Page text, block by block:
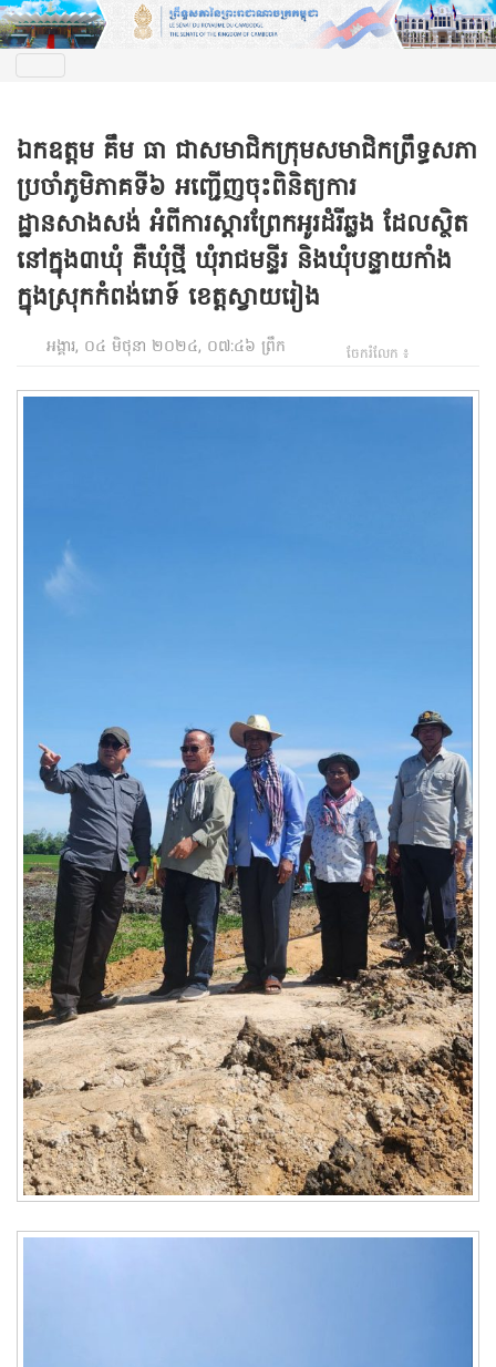
ឯកឧត្តម គឹម ធា ជាសមាជិកក្រុមសមាជិកព្រឹទ្ធសភា
ប្រចាំភូមិភាគទី៦ អញ្ជើញចុះពិនិត្យការ
ដ្ឋានសាងសង់ អំពីការស្តារព្រែកអូរដំរីឆ្លង ដែលស្ថិត
នៅក្នុង៣ឃុំ គឺឃុំថ្មី ឃុំរាជមន្ទីរ និងឃុំបន្ទាយកាំង
ក្នុងស្រុកកំពង់រោទ៍ ខេត្តស្វាយរៀង
អង្គារ, ០៤ មិថុនា ២០២៤, ០៧:៤៦ ព្រឹក ចែករំលែក ៖